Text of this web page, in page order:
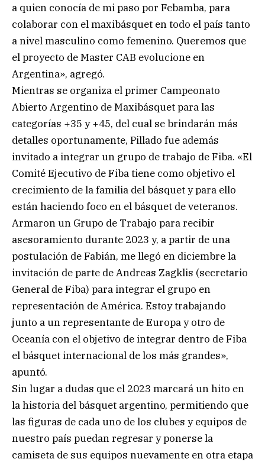
a quien conocía de mi paso por Febamba, para
colaborar con el maxibásquet en todo el país tanto
a nivel masculino como femenino. Queremos que
el proyecto de Master CAB evolucione en
Argentina», agregó.
Mientras se organiza el primer Campeonato
Abierto Argentino de Maxibásquet para las
categorías +35 y +45, del cual se brindarán más
detalles oportunamente, Pillado fue además
invitado a integrar un grupo de trabajo de Fiba. «El
Comité Ejecutivo de Fiba tiene como objetivo el
crecimiento de la familia del básquet y para ello
están haciendo foco en el básquet de veteranos.
Armaron un Grupo de Trabajo para recibir
asesoramiento durante 2023 y, a partir de una
postulación de Fabián, me llegó en diciembre la
invitación de parte de Andreas Zagklis (secretario
General de Fiba) para integrar el grupo en
representación de América. Estoy trabajando
junto a un representante de Europa y otro de
Oceanía con el objetivo de integrar dentro de Fiba
el básquet internacional de los más grandes»,
apuntó.
Sin lugar a dudas que el 2023 marcará un hito en
la historia del básquet argentino, permitiendo que
las figuras de cada uno de los clubes y equipos de
nuestro país puedan regresar y ponerse la
camiseta de sus equipos nuevamente en otra etapa